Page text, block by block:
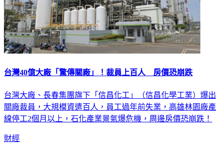
台灣40億大廠「驚傳關廠」！裁員上百人 房價恐崩跌
台灣大廠、長春集團旗下「信昌化工」（信昌化學工業）爆出
關廠裁員，大規模資遣百人，員工過年前失業，高雄林園廠產
線停工2個月以上，石化產業景氣爆危機，周邊房價恐崩跌！
財經